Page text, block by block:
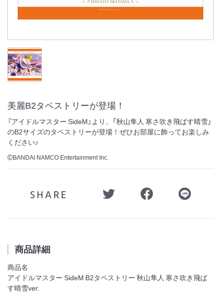
美麗B2タペストリーが登場！
『アイドルマスター SideM』より、「秋山隼人 寒さ吹き飛ばす晴雪」
のB2サイズのタペストリーが登場！ぜひお部屋に飾ってお楽しみ
ください♪
©BANDAI NAMCO Entertainment Inc.
SHARE
商品詳細
商品名
アイドルマスター SideM B2タペストリー 秋山隼人 寒さ吹き飛ば
す晴雪ver.